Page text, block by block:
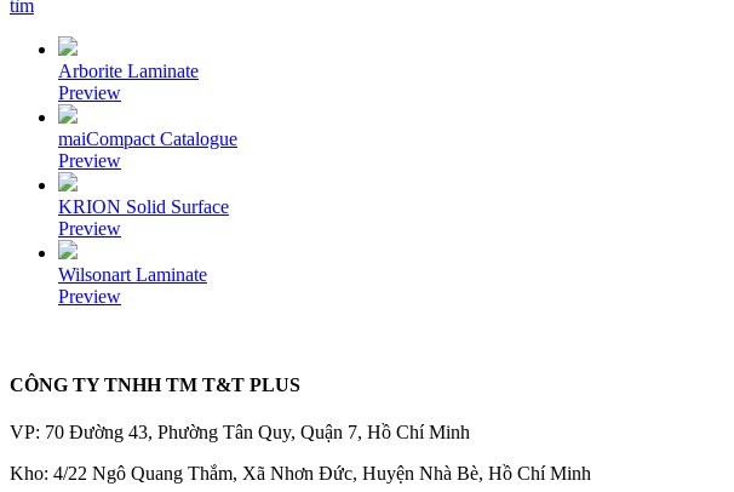
tìm
Arborite Laminate
Preview
maiCompact Catalogue
Preview
KRION Solid Surface
Preview
Wilsonart Laminate
Preview
CÔNG TY TNHH TM T&T PLUS
VP: 70 Đường 43, Phường Tân Quy, Quận 7, Hồ Chí Minh
Kho: 4/22 Ngô Quang Thắm, Xã Nhơn Đức, Huyện Nhà Bè, Hồ Chí Minh